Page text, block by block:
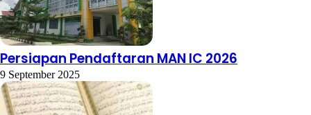
Persiapan Pendaftaran MAN IC 2026
9 September 2025